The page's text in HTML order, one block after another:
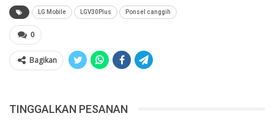
LG Mobile LGV30Plus Ponsel canggih
0
Bagikan
TINGGALKAN PESANAN